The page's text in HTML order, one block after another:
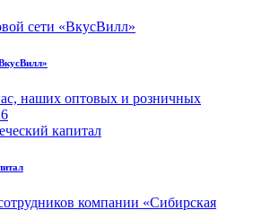
наших оптовых и розничных
компании «Сибирская